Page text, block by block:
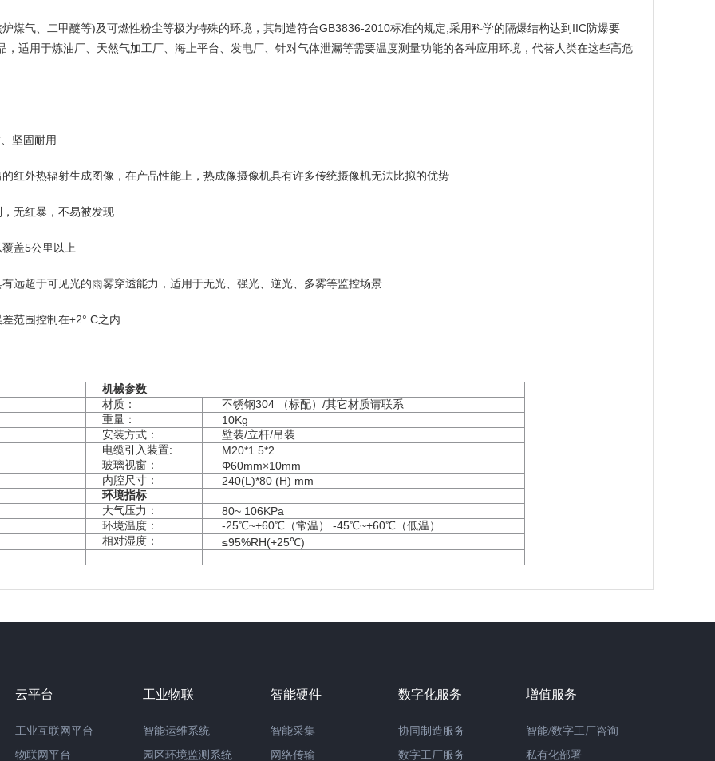
煤气、二甲醚等)及可燃性粉尘等极为特殊的环境，其制造符合GB3836-2010标准的规定,采用科学的隔爆结构达到IIC防爆要
适用于炼油厂、天然气加工厂、海上平台、发电厂、针对气体泄漏等需要温度测量功能的各种应用环境，代替人类在这些高危
坚固耐用
红外热辐射生成图像，在产品性能上，热成像摄像机具有许多传统摄像机无法比拟的优势
无红暴，不易被发现
盖5公里以上
远超于可见光的雨雾穿透能力，适用于无光、强光、逆光、多雾等监控场景
范围控制在±2° C之内
机械参数
材质：
不锈钢304
（标配）/其它材质请联系
重量：
10Kg
安装方式：
壁装/立杆/吊装
电缆引入装置:
M20*1.5*2
玻璃视窗：
Φ60mm×10mm
内腔尺寸：
240(L)*80 (H) mm
环境指标
大气压力：
80~ 106KPa
环境温度 ： -25℃~+60℃（常温） -45℃~+60℃（低温）
相对湿度：
≤95%RH(+25℃)
云平台
工业互联网平台
物联网平台
工业物联
智能运维系统
园区环境监测系统
智能硬件
智能采集
网络传输
数字化服务
协同制造服务
数字工厂服务
增值服务
智能/数字工厂咨询
私有化部署